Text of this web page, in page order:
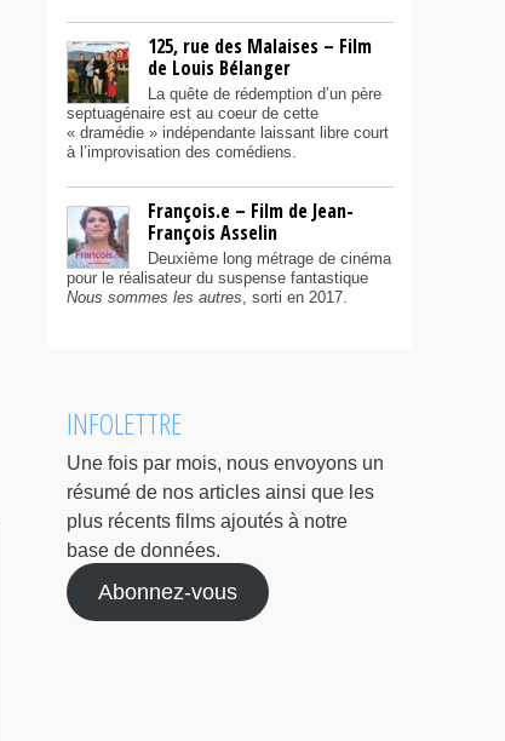
125, rue des Malaises – Film
de Louis Bélanger
La quête de rédemption d’un père
septuagénaire est au coeur de cette
« dramédie » indépendante laissant libre court
à l’improvisation des comédiens.
François.e – Film de Jean-
François Asselin
Deuxième long métrage de cinéma
pour le réalisateur du suspense fantastique
Nous sommes les autres, sorti en 2017.
INFOLETTRE
Une fois par mois, nous envoyons un
résumé de nos articles ainsi que les
plus récents films ajoutés à notre
base de données.
Abonnez-vous